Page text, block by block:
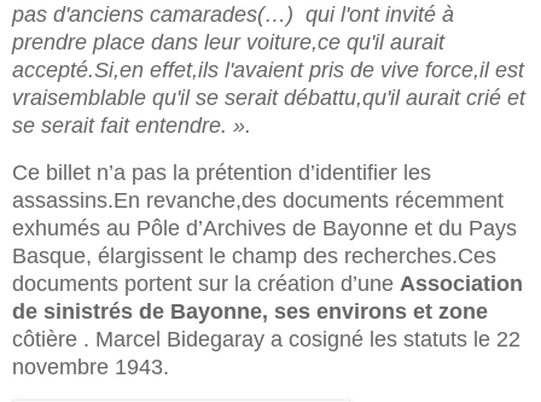
pas d'anciens camarades(…) qui l'ont invité à
prendre place dans leur voiture,ce qu'il aurait
accepté.Si,en effet,ils l'avaient pris de vive force,il est
vraisemblable qu'il se serait débattu,qu'il aurait crié et
se serait fait entendre. ».
Ce billet n’a pas la prétention d’identifier les
assassins.En revanche,des documents récemment
exhumés au Pôle d’Archives de Bayonne et du Pays
Basque, élargissent le champ des recherches.Ces
documents portent sur la création d’une Association
de sinistrés de Bayonne, ses environs et zone
côtière . Marcel Bidegaray a cosigné les statuts le 22
novembre 1943.